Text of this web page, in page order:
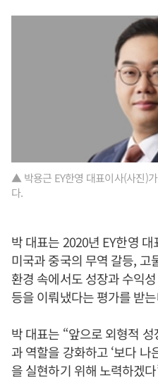
▲ 박용근 EY한영 대표이사(사진)
다.
박 대표는 2020년 EY한영
미국과 중국의 무역 갈등, 고
환경 속에서도 성장과 수익
등을 이뤄냈다는 평가를 받
박 대표는 “앞으로 외형적
과 역할을 강화하고 ‘보다 나
을 실현하기 위해 노력하겠